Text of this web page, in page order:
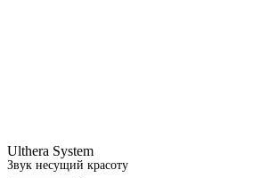
Ulthera System
Звук несущий красоту